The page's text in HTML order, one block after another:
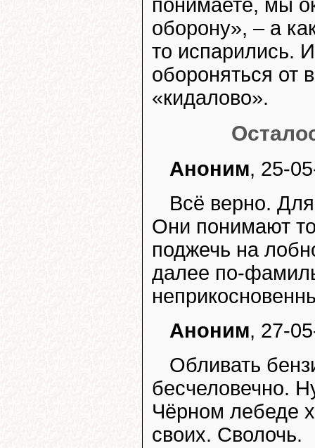
понимаете, мы
оборону», – а
то испарились.
обороняться от
«кидалово».
Аноним, 25-
Всё верно. Для
Они понимают
поджечь на
далее по-
Аноним, 27-
Обливать
бесчеловечно.
Чёрном лебеде
своих. Сволочь.